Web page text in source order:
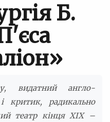
Б.
видатний англо-
критик, радикально
театр кінця XIX –